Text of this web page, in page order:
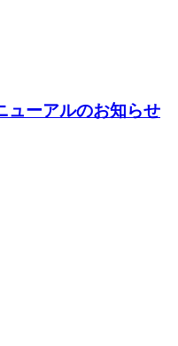
ューアルのお知らせ